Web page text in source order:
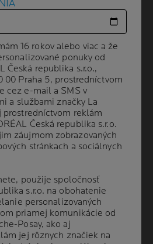
pokožku vystavenú slnku
kontrolou
16 rokov alebo viac a že
ponuky od
Česká republika s.r.o.,
00 Praha 5, prostredníctvom
cez e-mail a SMS v
a službami značky La
prostredníctvom reklám
Česká republika s.r.o.
záujmom zobrazovaných
stránkach a sociálnych
použije spoločnosť
s.r.o. na obohatenie
personalizovaných
priamej komunikácie od
Posay, ako aj
jej rôznych značiek na
16 rokov alebo viac a že
ponuky od
Česká republika s.r.o.,
00 Praha 5, prostredníctvom
cez e-mail a SMS v
a službami značky La
prostredníctvom reklám
Česká republika s.r.o.
záujmom zobrazovaných
stránkach a sociálnych
použije spoločnosť
s.r.o. na obohatenie
personalizovaných
priamej komunikácie od
Posay, ako aj
jej rôznych značiek na